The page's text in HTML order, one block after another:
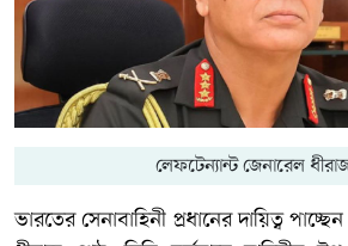
লেফটেন্যান্ট জেনারেল
ভারতের সেনাবাহিনী প্রধানের দায়িত্ব